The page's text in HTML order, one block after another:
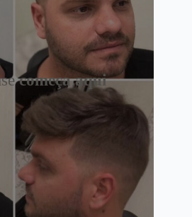
começa aqui